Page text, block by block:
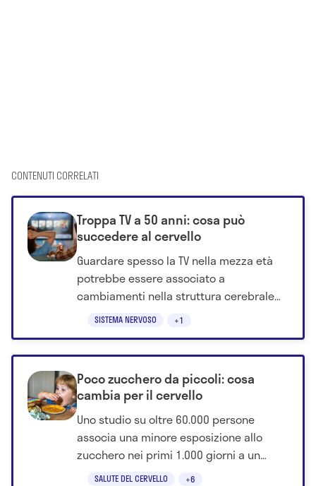
CONTENUTI CORRELATI
SISTEMA NERVOSO +1
Troppa TV a 50 anni: cosa può
succedere al cervello
Guardare spesso la TV nella mezza età
potrebbe essere associato a
cambiamenti nella struttura cerebrale
anni dopo, secondo un nuovo studio.
SALUTE DEL CERVELLO +6
Poco zucchero da piccoli: cosa
cambia per il cervello
Uno studio su oltre 60.000 persone
associa una minore esposizione allo
zucchero nei primi 1.000 giorni a un
rischio più basso di Alzheimer, demenza,